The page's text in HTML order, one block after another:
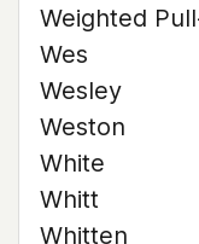
Weighted
Wes
Wesley
Weston
White
Whitt
Whitten